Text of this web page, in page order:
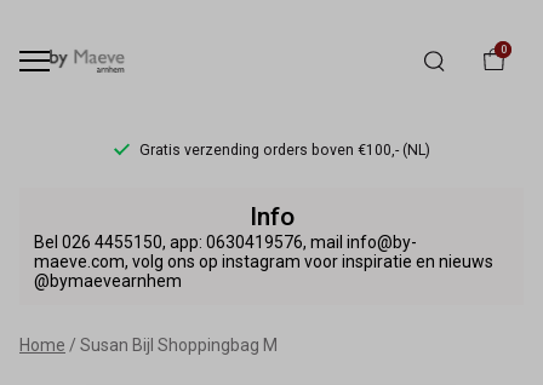
0
Gratis verzending orders boven €100,- (NL)
Bijl
Shoppingbag
M
Info
Bel 026 4455150, app: 0630419576, mail info@by-
maeve.com, volg ons op instagram voor inspiratie en nieuws
@bymaevearnhem
Home Susan Bijl Shoppingbag M